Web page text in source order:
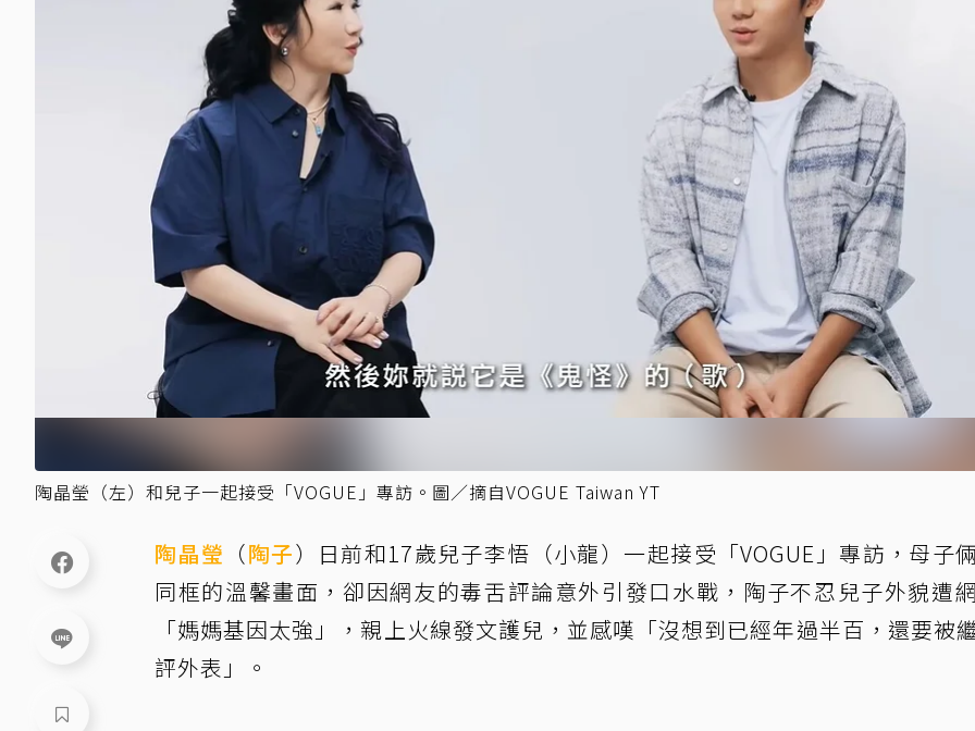
陶晶瑩（左）和兒子一起接受「VOGUE」專訪。圖／摘自VOGUE Taiwan YT
陶晶瑩 （陶子）日前和17歲兒子李悟（小龍）一起接受「VOGUE」專訪，母子
同框的溫馨畫面，卻因網友的毒舌評論意外引發口水戰，陶子不忍兒子外貌遭
「媽媽基因太強」，親上火線發文護兒，並感嘆「沒想到已經年過半百，還要被
評外表」。